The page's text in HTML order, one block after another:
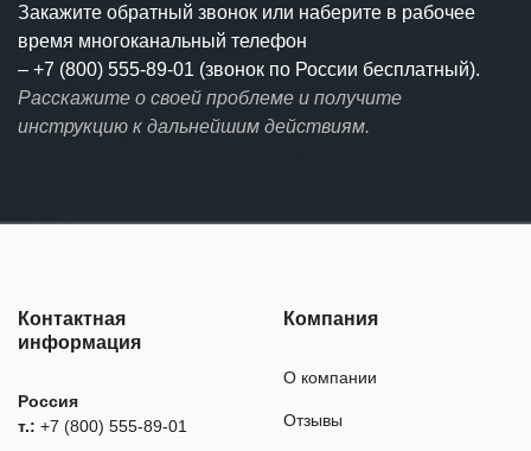
Закажите обратный звонок или наберите в рабочее
время многоканальный телефон
– +7 (800) 555-89-01 (звонок по России бесплатный).
Расскажите о своей проблеме и получите
инструкцию к дальнейшим действиям.
Контактная
информация
Россия
т.: +7 (800) 555-89-01
Компания
О компании
Отзывы